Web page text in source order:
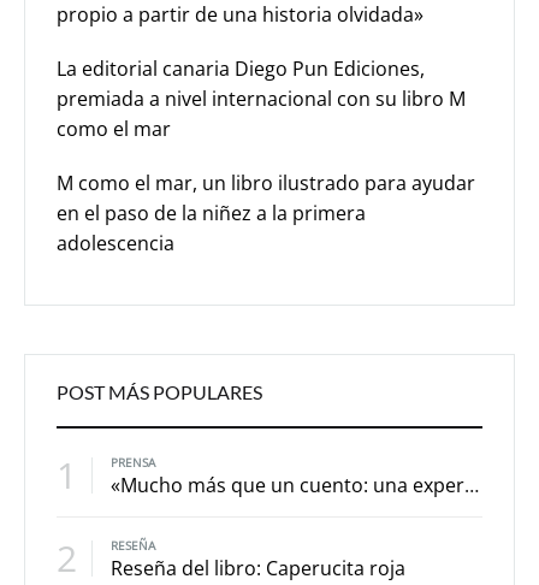
propio a partir de una historia olvidada»
La editorial canaria Diego Pun Ediciones,
premiada a nivel internacional con su libro M
como el mar
M como el mar, un libro ilustrado para ayudar
en el paso de la niñez a la primera
adolescencia
POST MÁS POPULARES
1 PRENSA
«Mucho más que un cuento: una experiencia para explorar los eclipses»
2 RESEÑA
Reseña del libro: Caperucita roja